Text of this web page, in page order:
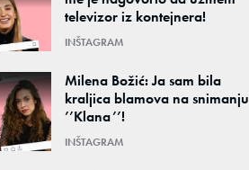
televizor iz kontejnera!
INŠTAGRAM
Milena Božić: Ja sam bila
kraljica blamova na snimanju
’’Klana’’!
INŠTAGRAM